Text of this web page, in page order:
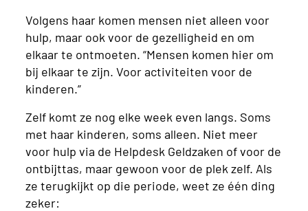
Volgens haar komen mensen niet alleen voor
hulp, maar ook voor de gezelligheid en om
elkaar te ontmoeten. “Mensen komen hier om
bij elkaar te zijn. Voor activiteiten voor de
kinderen.”
Zelf komt ze nog elke week even langs. Soms
met haar kinderen, soms alleen. Niet meer
voor hulp via de Helpdesk Geldzaken of voor de
ontbijttas, maar gewoon voor de plek zelf. Als
ze terugkijkt op die periode, weet ze één ding
zeker: